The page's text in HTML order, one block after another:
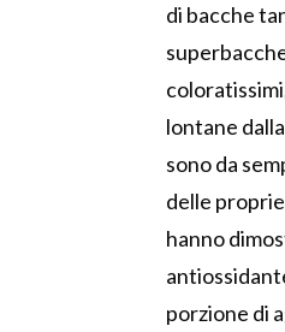
di bacche
lontane
sono da
delle
hanno
porzione di